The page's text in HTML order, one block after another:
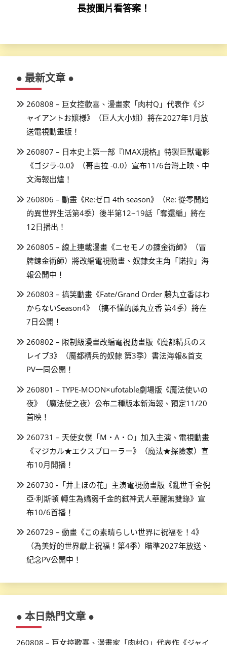
長按圖片看答案！
● 最新文章 ●
260808 – 巨女控歡喜、漫畫家「肉村Q」代表作《ジ
ャイアントお嬢様》（巨人大小姐）將在2027年1月放
送電視動畫版！
260807 – 日本史上第一部『IMAX規格』特製巨獸電影
《ゴジラ-0.0》（哥吉拉 -0.0）宣布11/6台灣上映、中
文海報出爐！
260806 – 動畫《Re:ゼロ 4th season》（Re: 從零開始
的異世界生活第4季）後半第12~19話「奪還編」將在
12日播出！
260805 – 線上連載漫畫《ニセモノの錬金術師》（冒
牌鍊金術師）將改編電視動畫、奴隸女主角「諾拉」海
報公開中！
260803 – 搞笑動畫《Fate/Grand Order 藤丸立香はわ
からないSeason4》（搞不懂的藤丸立香 第4季）將在
7日公開！
260802 – 限制級漫畫改編電視動畫版《魔都精兵のス
レイブ3》（魔都精兵的奴隸 第3季）書法海報&首支
PV一同公開！
260801 – TYPE-MOON×ufotable劇場版《魔法使いの
夜》（魔法使之夜）公布二種版本新海報、預定11/20
首映！
260731 – 天使女僕「M・A・O」加入主演、電視動畫
《マジカル★エクスプローラー》（魔法★探險家）宣
布10月開播！
260730 -「井上ほの花」主演電視動畫版《亂世千金倪
亞·利斯頓 轉生為嬌弱千金的弒神武人華麗無雙錄》宣
布10/6首播！
260729 – 動畫《この素晴らしい世界に祝福を！4》
（為美好的世界獻上祝福！第4季）瞄準2027年放送、
紀念PV公開中！
● 本日熱門文章 ●
260808 – 巨女控歡喜、漫畫家「肉村Q」代表作《ジャイ